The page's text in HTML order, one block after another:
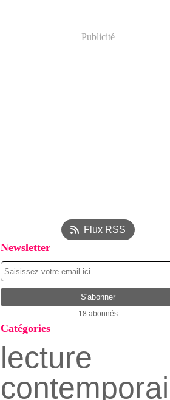
Publicité
Flux RSS
Newsletter
18 abonnés
Catégories
lecture